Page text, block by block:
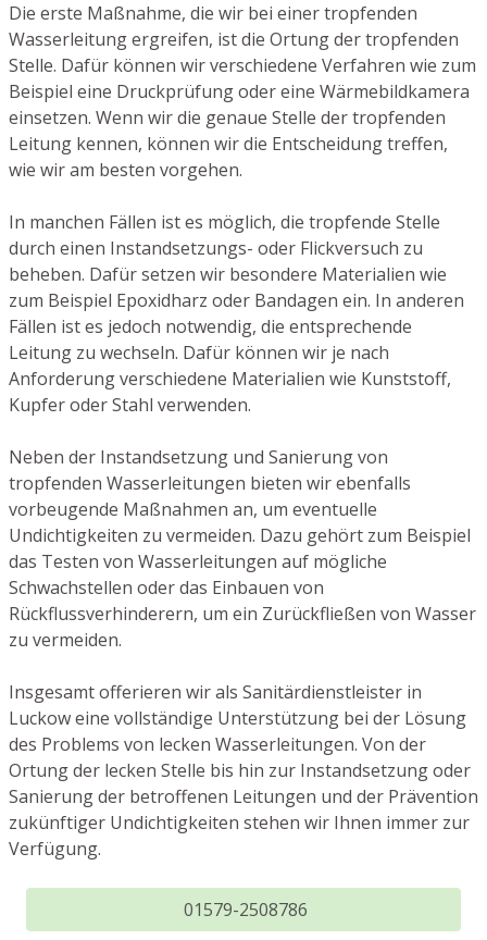
Die erste Maßnahme, die wir bei einer tropfenden
Wasserleitung ergreifen, ist die Ortung der tropfenden
Stelle. Dafür können wir verschiedene Verfahren wie zum
Beispiel eine Druckprüfung oder eine Wärmebildkamera
einsetzen. Wenn wir die genaue Stelle der tropfenden
Leitung kennen, können wir die Entscheidung treffen,
wie wir am besten vorgehen.
In manchen Fällen ist es möglich, die tropfende Stelle
durch einen Instandsetzungs- oder Flickversuch zu
beheben. Dafür setzen wir besondere Materialien wie
zum Beispiel Epoxidharz oder Bandagen ein. In anderen
Fällen ist es jedoch notwendig, die entsprechende
Leitung zu wechseln. Dafür können wir je nach
Anforderung verschiedene Materialien wie Kunststoff,
Kupfer oder Stahl verwenden.
Neben der Instandsetzung und Sanierung von
tropfenden Wasserleitungen bieten wir ebenfalls
vorbeugende Maßnahmen an, um eventuelle
Undichtigkeiten zu vermeiden. Dazu gehört zum Beispiel
das Testen von Wasserleitungen auf mögliche
Schwachstellen oder das Einbauen von
Rückflussverhinderern, um ein Zurückfließen von Wasser
zu vermeiden.
Insgesamt offerieren wir als Sanitärdienstleister in
Luckow eine vollständige Unterstützung bei der Lösung
des Problems von lecken Wasserleitungen. Von der
Ortung der lecken Stelle bis hin zur Instandsetzung oder
Sanierung der betroffenen Leitungen und der Prävention
zukünftiger Undichtigkeiten stehen wir Ihnen immer zur
Verfügung.
01579-2508786